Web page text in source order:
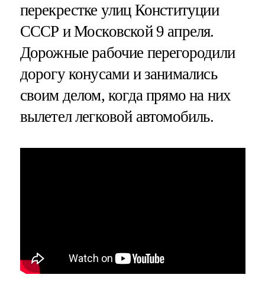
перекрестке улиц Конституции
СССР и Московской 9 апреля.
Дорожные рабочие перегородили
дорогу конусами и занимались
своим делом, когда прямо на них
вылетел легковой автомобиль.